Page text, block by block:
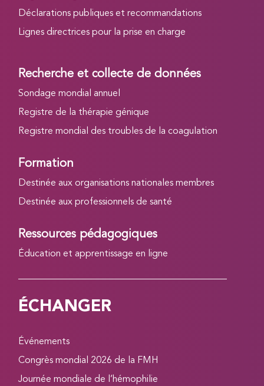
Déclarations publiques et recommandations
Lignes directrices pour la prise en charge
Recherche et collecte de données
Sondage mondial annuel
Registre de la thérapie génique
Registre mondial des troubles de la coagulation
Formation
Destinée aux organisations nationales membres
Destinée aux professionnels de santé
Ressources pédagogiques
Éducation et apprentissage en ligne
ÉCHANGER
Événements
Congrès mondial 2026 de la FMH
Journée mondiale de l’hémophilie